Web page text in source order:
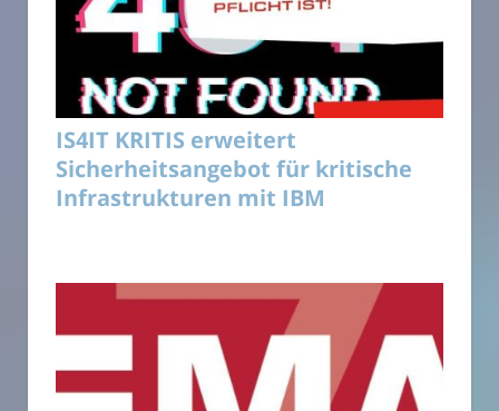
IS4IT KRITIS erweitert
Sicherheitsangebot für kritische
Infrastrukturen mit IBM